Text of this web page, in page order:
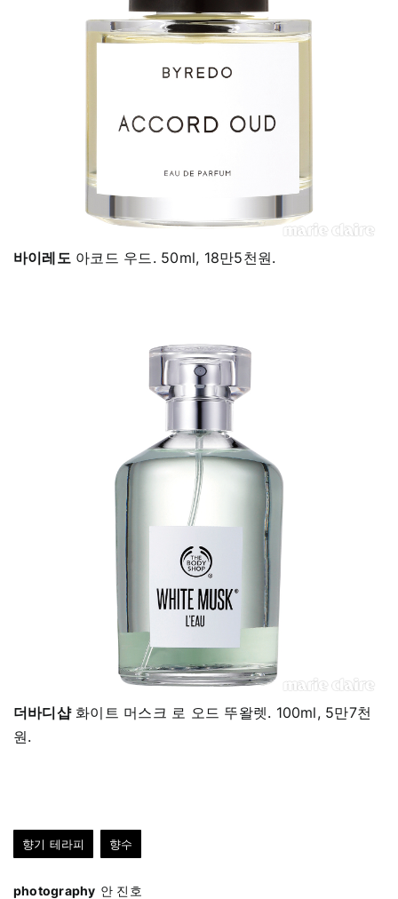
바이레도아코드 우드. 50ml, 18만5천원.
더바디샵화이트 머스크 로 오드 뚜왈렛. 100ml, 5만7천
원.
향기 테라피 향수
photography 안 진호